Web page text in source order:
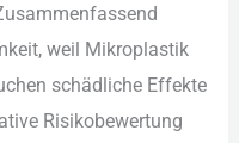
w‬eil Mikroplastik
schädliche Effekte
Risikobewertung